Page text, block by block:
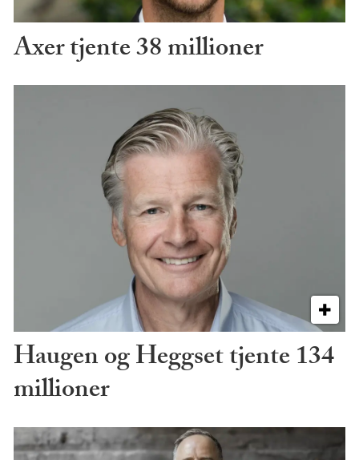
Axer tjente 38 millioner
Haugen og Heggset tjente 134
millioner